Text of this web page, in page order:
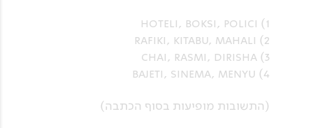
1) hoteli, boksi, polici
2) rafiki, kitabu, mahali
3) chai, rasmi, dirisha
4) bajeti, sinema, menyu
(התשובות מופיעות בסוף הכתבה)